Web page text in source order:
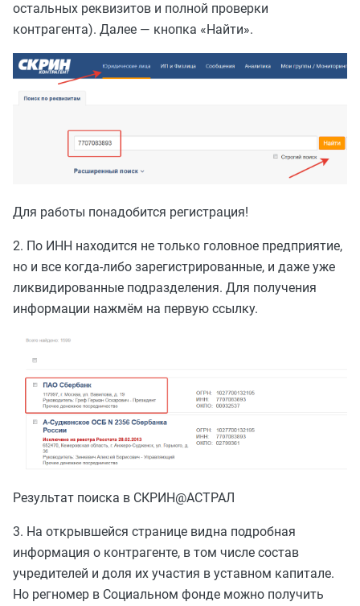
остальных реквизитов и полной проверки
контрагента). Далее — кнопка «Найти».
Для работы понадобится регистрация!
2. По ИНН находится не только головное предприятие,
но и все когда-либо зарегистрированные, и даже уже
ликвидированные подразделения. Для получения
информации нажмём на первую ссылку.
Результат поиска в СКРИН@АСТРАЛ
3. На открывшейся странице видна подробная
информация о контрагенте, в том числе состав
учредителей и доля их участия в уставном капитале.
Но регномер в Социальном фонде можно получить